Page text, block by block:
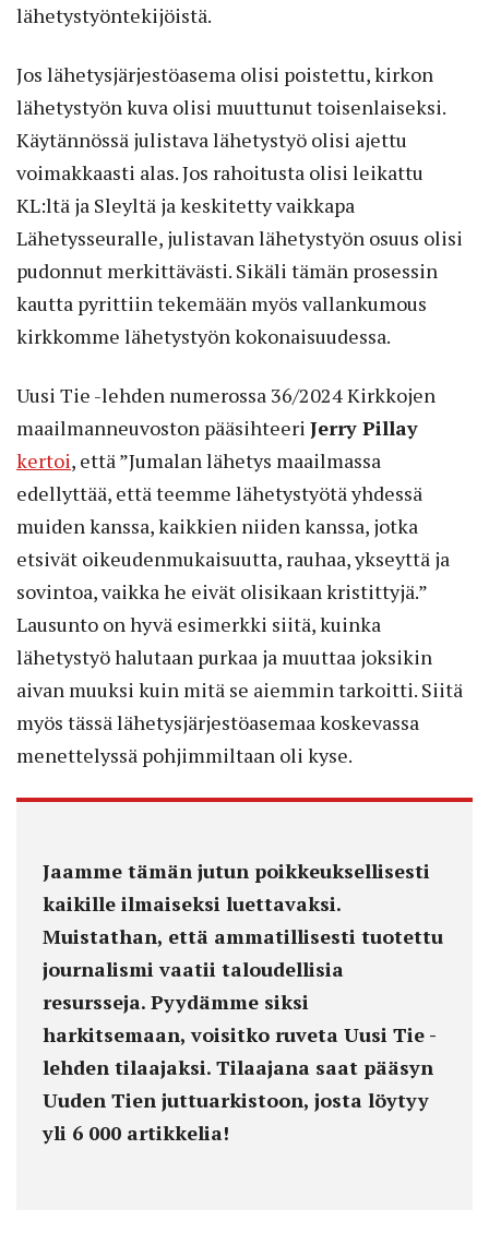
lähetystyöntekijöistä.
Jos lähetysjärjestöasema olisi poistettu, kirkon
lähetystyön kuva olisi muuttunut toisenlaiseksi.
Käytännössä julistava lähetystyö olisi ajettu
voimakkaasti alas. Jos rahoitusta olisi leikattu
KL:ltä ja Sleyltä ja keskitetty vaikkapa
Lähetysseuralle, julistavan lähetystyön osuus olisi
pudonnut merkittävästi. Sikäli tämän prosessin
kautta pyrittiin tekemään myös vallankumous
kirkkomme lähetystyön kokonaisuudessa.
Uusi Tie -lehden numerossa 36/2024 Kirkkojen
maailmanneuvoston pääsihteeri Jerry Pillay
kertoi, että ”Jumalan lähetys maailmassa
edellyttää, että teemme lähetystyötä yhdessä
muiden kanssa, kaikkien niiden kanssa, jotka
etsivät oikeudenmukaisuutta, rauhaa, ykseyttä ja
sovintoa, vaikka he eivät olisikaan kristittyjä.”
Lausunto on hyvä esimerkki siitä, kuinka
lähetystyö halutaan purkaa ja muuttaa joksikin
aivan muuksi kuin mitä se aiemmin tarkoitti. Siitä
myös tässä lähetysjärjestöasemaa koskevassa
menettelyssä pohjimmiltaan oli kyse.
Jaamme tämän jutun poikkeuksellisesti
kaikille ilmaiseksi luettavaksi.
Muistathan, että ammatillisesti tuotettu
journalismi vaatii taloudellisia
resursseja. Pyydämme siksi
harkitsemaan, voisitko ruveta Uusi Tie -
lehden tilaajaksi. Tilaajana saat pääsyn
Uuden Tien juttuarkistoon, josta löytyy
yli 6 000 artikkelia!